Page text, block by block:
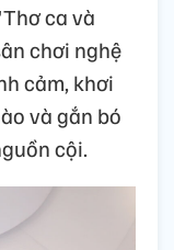
ca và
chơi nghệ
cảm, khơi
và gắn bó
cội.